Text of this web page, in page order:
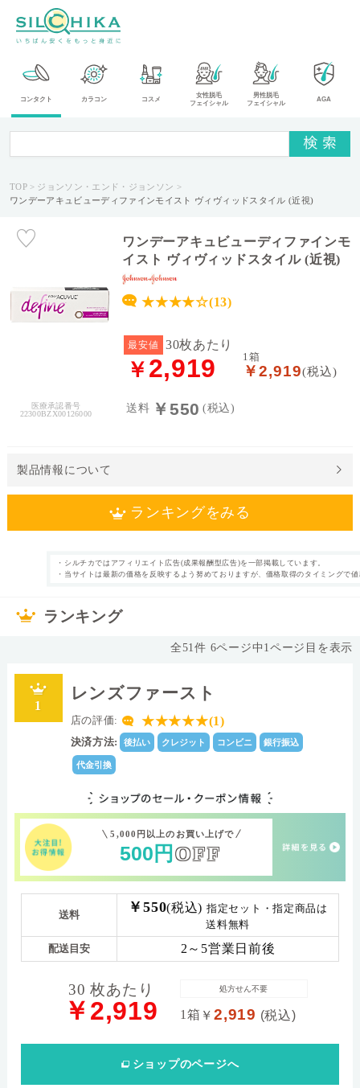
コンタクト カラコン コスメ
女性脱毛
フェイシャル
男性脱毛
フェイシャル
AGA
TOP
ジョンソン・エンド・ジョンソン
ワンデーアキュビューディファインモイスト ヴィヴィッドスタイル (近視)
医療承認番号
22300BZX00126000
ワンデーアキュビューディファインモ
イスト ヴィヴィッドスタイル (近視)
★★★★☆(13)
製品情報について
送料 ￥550 (税込)
最安値 30枚あたり
￥ 2,919 1箱
￥2,919(税込)
ランキングをみる
1日使い捨て ,カ
タイプ
近視 UVカット付
枚数 30枚
14.2mm
素材グループ Ⅳ レンズカラー
中心厚(-3.00D) 0.084 ベースカーブ(BC)
Dk値(酸素透過係
28.0
(-)0.50～-6.00D（0.25ステップ）-6.50～-9.00D（0.50
・シルチカではアフィリエイト広告(成果報酬型広告)を一部掲載しています。
・当サイトは最新の価格を反映するよう努めておりますが、価格取得のタイミングで
ランキング
全51件 6ページ中1ページ目を表示
1
レンズファースト
店の評価: ★★★★★(1)
決済方法: 後払い クレジット コンビニ 銀行振込
代金引換
5,000円以上のお買い上げで
500 円 OFF
送料 ￥550(税込) 指定セット・指定商品は
送料無料
配送目安 2～5営業日前後
30 枚あたり
￥2,919 1箱 ￥2,919 (税込)
処方せん不要
ショップのページへ
カ
テ
ゴ
メ
ー
ー
プ
処
ん